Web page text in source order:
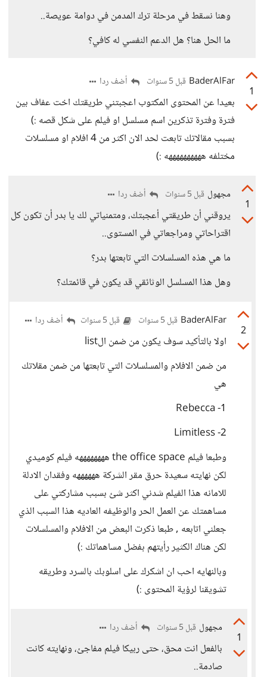
وهنا نسقط في مرحلة ترك المدمن في دوامة عويصة..
ما الحل هنا؟ هل الدعم النفسي له كافي؟
1
BaderAlFar قبل 5 سنوات أضف ردا
بعيدا عن المحتوى المكتوب اعجبتني طريقتك اخت عفاف بين
فترة وفترة تذكرين اسم مسلسل او فيلم على شكل قصه :)
بسبب مقالاتك تابعت لحد الان اكثر من 4 افلام او مسلسلات
مختلفه ههههههههههه :)
1
مجهول قبل 5 سنوات أضف ردا
يروقني أن طريقتي أعجبتك، ومتمنياتي لك يا بدر أن تكون كل
اقتراحاتي ومراجعاتي في المستوى..
ما هي هذه المسلسلات التي تابعتها بدر؟
وهل هذا المسلسل الوثائقي قد يكون في قائمتك؟
2
BaderAlFar قبل 5 سنوات قبل 5 سنوات أضف ردا
اولا بالتأكيد سوف يكون من ضمن الlist
من ضمن الافلام والمسلسلات التي تابعتها من ضمن مقلاتك
هي
1- Rebecca
2- Limitless
وطبعا فيلم the office space ههههههههه فيلم كوميدي
لكن نهايته سعيدة حرق مقر الشركة ههههههه وفقدان الادلة
للامانه هذا الفيلم شدني اكثر شئ بسبب مشاركتي على
مساهمتك عن العمل الحر والوظيفه العاديه هذا السبب الذي
جعلني اتابعه , طبعا ذكرت البعض من الافلام والمسلسلات
لكن هناك الكثير رأيتهم بفضل مساهماتك :)
وبالنهايه احب ان اشكرك على اسلوبك بالسرد وطريقه
تشويقنا لرؤية المحتوى :)
1
مجهول قبل 5 سنوات أضف ردا
بالفعل انت محق، حتى ربيكا فيلم مفاجئ، ونهايته كانت
صادمة..